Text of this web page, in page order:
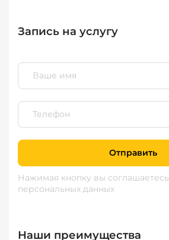
Запись на услугу
Отправить
Нажимая кнопку вы соглашаетесь
персональных данных
Наши преимущества